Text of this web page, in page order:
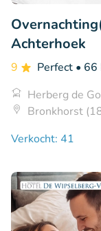
Achterhoek
9 Perfect • 66
Herberg de
Bronkhorst
Verkocht: 41